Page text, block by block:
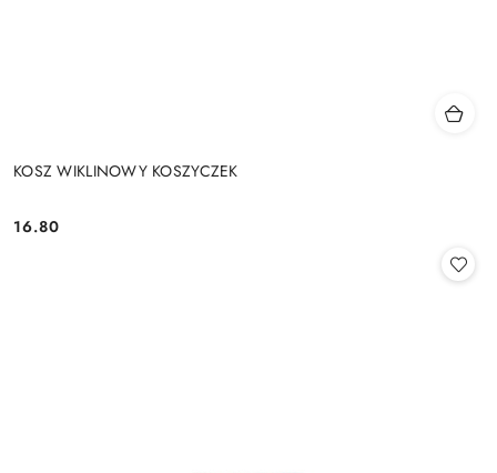
KOSZ WIKLINOWY KOSZYCZEK
Cena:
16.80